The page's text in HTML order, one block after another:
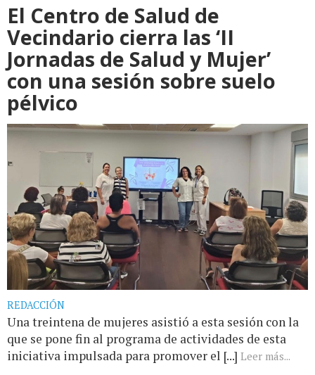
El Centro de Salud de
Vecindario cierra las ‘II
Jornadas de Salud y Mujer’
con una sesión sobre suelo
pélvico
REDACCIÓN
Una treintena de mujeres asistió a esta sesión con la
que se pone fin al programa de actividades de esta
iniciativa impulsada para promover el [...] Leer más...